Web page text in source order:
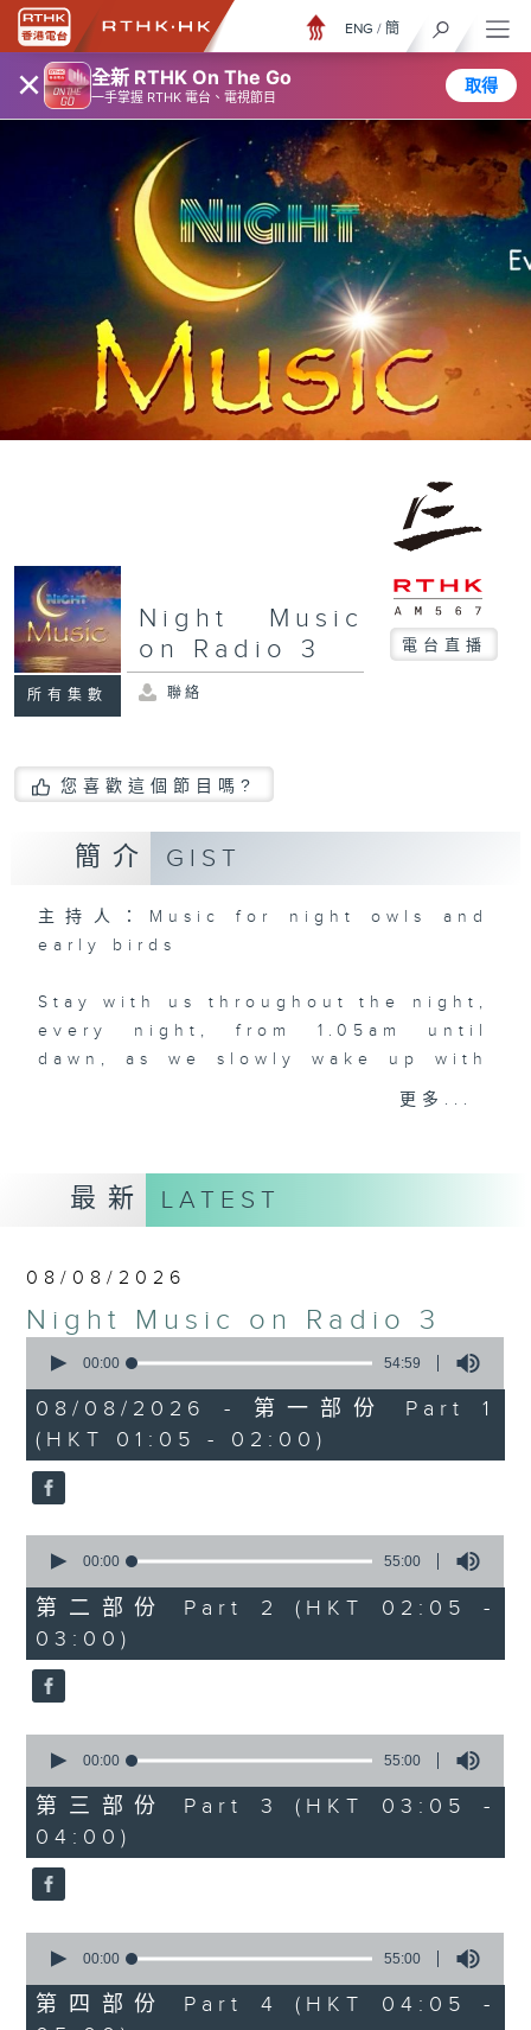
× 全新 RTHK On The Go
一手掌握 RTHK 電台、電視節目
取得
ENG / 簡
所有集數
Night Music
on Radio 3
電台直播
聯絡
您喜歡這個節目嗎?
簡介 GIST
主持人：Music for night owls and
early birds
Stay with us throughout the night,
every night, from 1.05am until
dawn, as we slowly wake up with
you. Enjoy the non-stop mellow
and soft rock hits, which gently
grow in pace, moving you towards
the 2000s and a perfect morning
Seven days a week from 1.05am...
更多...
最新 LATEST
08/08/2026
Night Music on Radio 3
seconds
54
minutes,
59
seconds
00:00 54:59
08/08/2026 - 第一部份 Part 1
(HKT 01:05 - 02:00)
seconds
55
minutes,
0
seconds
00:00 55:00
第二部份 Part 2 (HKT 02:05 -
03:00)
seconds
55
minutes,
0
seconds
00:00 55:00
第三部份 Part 3 (HKT 03:05 -
04:00)
seconds
55
minutes,
00:00 55:00
第四部份 Part 4 (HKT 04:05 -